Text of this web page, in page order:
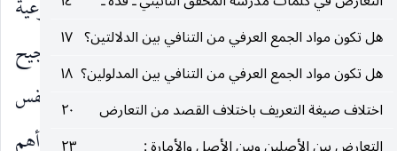
هل تكون مواد الجمع العرفي من التنافي بين الدلالتين؟ ١٧
هل تكون مواد الجمع العرفي من التنافي بين المدلولين؟ ١٨
اختلاف صيغة التعريف باختلاف القصد من التعارض
٢٠
الصحيح هو أن يقال : إن كان المراد بالقدرة الشرعية
المعنى الثالث وهو عدم الأمر بالخلاف ، تمّ هذا الترجيح
مطلقاً ، إذ يكون الخطاب المرجوح ملاكاً وارداً بنفس